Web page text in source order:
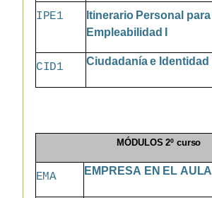
IPE1 Itinerario Personal para
Empleabilidad
CID1 Ciudadanía e Identidad
MÓDULOS 2º curso
EMA EMPRESA EN EL AULA